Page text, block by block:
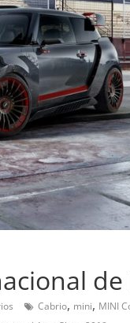
de
Cabrio, mini, MINI
Pruebas
Probamos el